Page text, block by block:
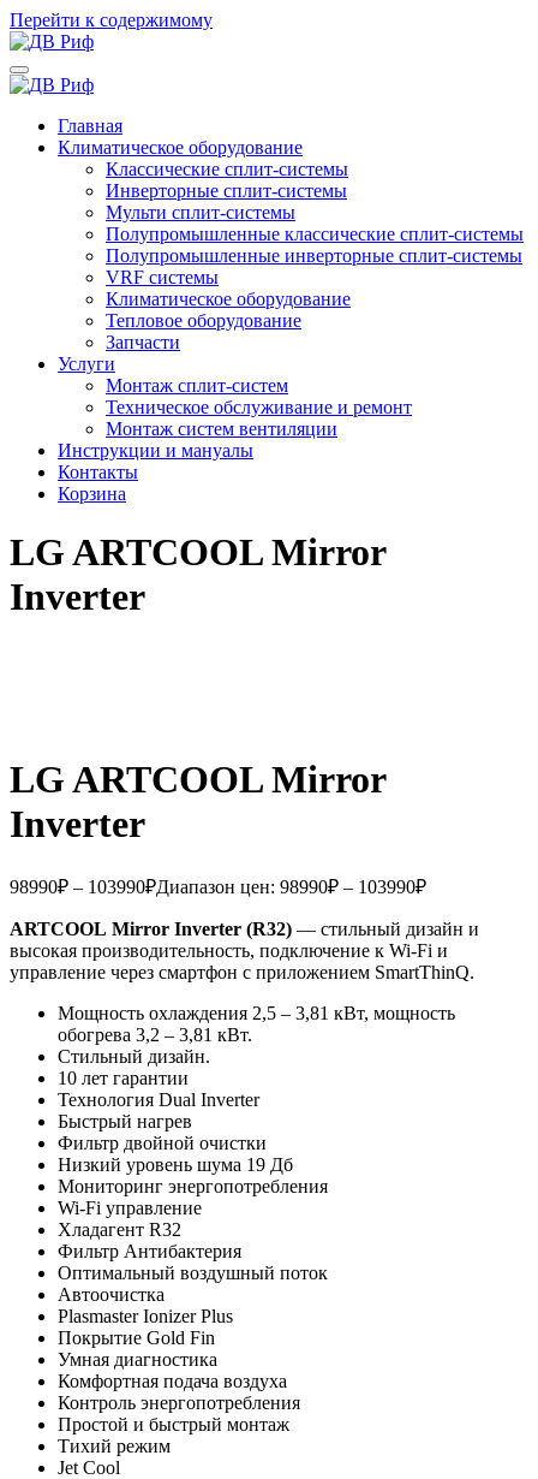
Перейти к содержимому
Главная
Климатическое оборудование
Классические сплит-системы
Инверторные сплит-системы
Мульти сплит-системы
Полупромышленные классические сплит-системы
Полупромышленные инверторные сплит-системы
VRF системы
Климатическое оборудование
Тепловое оборудование
Запчасти
Услуги
Монтаж сплит-систем
Техническое обслуживание и ремонт
Монтаж систем вентиляции
Инструкции и мануалы
Контакты
Корзина
LG ARTCOOL Mirror
Inverter
LG ARTCOOL Mirror
Inverter
98990₽ – 103990₽Диапазон цен: 98990₽ – 103990₽
ARTCOOL Mirror Inverter (R32) — стильный дизайн и
высокая производительность, подключение к Wi-Fi и
управление через смартфон с приложением SmartThinQ.
Мощность охлаждения 2,5 – 3,81 кВт, мощность
обогрева 3,2 – 3,81 кВт.
Cтильный дизайн.
10 лет гарантии
Технология Dual Inverter
Быстрый нагрев
Фильтр двойной очистки
Низкий уровень шума 19 Дб
Мониторинг энергопотребления
Wi-Fi управление
Хладагент R32
Фильтр Антибактерия
Оптимальный воздушный поток
Автоочистка
Plasmaster Ionizer Plus
Покрытие Gold Fin
Умная диагностика
Комфортная подача воздуха
Контроль энергопотребления
Простой и быстрый монтаж
Тихий режим
Jet Cool